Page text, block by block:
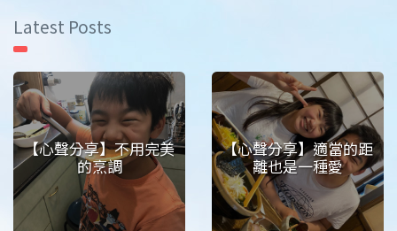
Latest Posts
【心聲分享】不用完美
的烹調
【心聲分享】適當的距
離也是一種愛